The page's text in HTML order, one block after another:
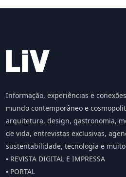
Informação, experiências e
mundo contemporâneo e
arquitetura, design, gastronomia,
de vida, entrevistas exclusivas,
sustentabilidade, tecnologia e
▪️ REVISTA DIGITAL E IMPRESSA
▪️ PORTAL